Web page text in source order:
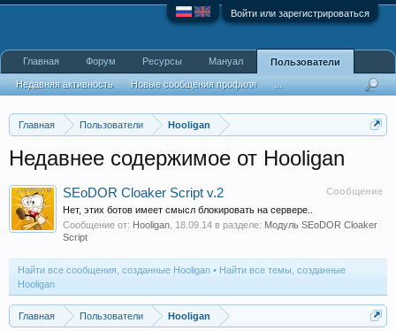
Войти или зарегистрироваться
Главная Пользователи Hooligan
Недавнее содержимое от Hooligan
Сообщение
SEoDOR Cloaker Script v.2
Нет, этих ботов имеет смысл блокировать на сервере..
Сообщение от: Hooligan 18.09.14 в разделе: Модуль SEoDOR Cloaker
Script
Найти все сообщения, созданные Hooligan
Найти все темы, созданные
Hooligan
Главная Пользователи Hooligan
Главная Форум Ресурсы Мануал Пользователи
Недавняя активность Новые сообщения профиля